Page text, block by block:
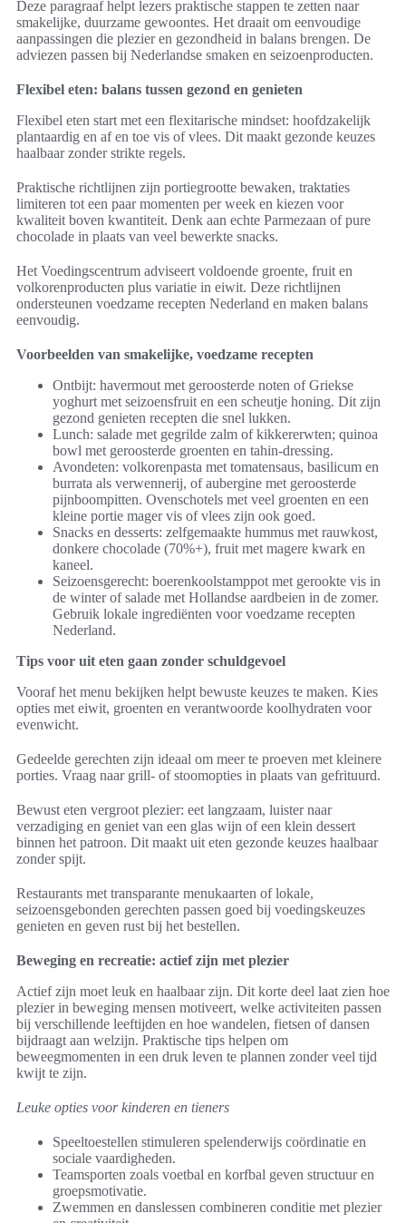
Deze paragraaf helpt lezers praktische stappen te zetten naar
smakelijke, duurzame gewoontes. Het draait om eenvoudige
aanpassingen die plezier en gezondheid in balans brengen. De
adviezen passen bij Nederlandse smaken en seizoenproducten.
Flexibel eten: balans tussen gezond en genieten
Flexibel eten start met een flexitarische mindset: hoofdzakelijk
plantaardig en af en toe vis of vlees. Dit maakt gezonde keuzes
haalbaar zonder strikte regels.
Praktische richtlijnen zijn portiegrootte bewaken, traktaties
limiteren tot een paar momenten per week en kiezen voor
kwaliteit boven kwantiteit. Denk aan echte Parmezaan of pure
chocolade in plaats van veel bewerkte snacks.
Het Voedingscentrum adviseert voldoende groente, fruit en
volkorenproducten plus variatie in eiwit. Deze richtlijnen
ondersteunen voedzame recepten Nederland en maken balans
eenvoudig.
Voorbeelden van smakelijke, voedzame recepten
Ontbijt: havermout met geroosterde noten of Griekse
yoghurt met seizoensfruit en een scheutje honing. Dit zijn
gezond genieten recepten die snel lukken.
Lunch: salade met gegrilde zalm of kikkererwten; quinoa
bowl met geroosterde groenten en tahin-dressing.
Avondeten: volkorenpasta met tomatensaus, basilicum en
burrata als verwennerij, of aubergine met geroosterde
pijnboompitten. Ovenschotels met veel groenten en een
kleine portie mager vis of vlees zijn ook goed.
Snacks en desserts: zelfgemaakte hummus met rauwkost,
donkere chocolade (70%+), fruit met magere kwark en
kaneel.
Seizoensgerecht: boerenkoolstamppot met gerookte vis in
de winter of salade met Hollandse aardbeien in de zomer.
Gebruik lokale ingrediënten voor voedzame recepten
Nederland.
Tips voor uit eten gaan zonder schuldgevoel
Vooraf het menu bekijken helpt bewuste keuzes te maken. Kies
opties met eiwit, groenten en verantwoorde koolhydraten voor
evenwicht.
Gedeelde gerechten zijn ideaal om meer te proeven met kleinere
porties. Vraag naar grill- of stoomopties in plaats van gefrituurd.
Bewust eten vergroot plezier: eet langzaam, luister naar
verzadiging en geniet van een glas wijn of een klein dessert
binnen het patroon. Dit maakt uit eten gezonde keuzes haalbaar
zonder spijt.
Restaurants met transparante menukaarten of lokale,
seizoensgebonden gerechten passen goed bij voedingskeuzes
genieten en geven rust bij het bestellen.
Beweging en recreatie: actief zijn met plezier
Actief zijn moet leuk en haalbaar zijn. Dit korte deel laat zien hoe
plezier in beweging mensen motiveert, welke activiteiten passen
bij verschillende leeftijden en hoe wandelen, fietsen of dansen
bijdraagt aan welzijn. Praktische tips helpen om
beweegmomenten in een druk leven te plannen zonder veel tijd
kwijt te zijn.
Leuke opties voor kinderen en tieners
Speeltoestellen stimuleren spelenderwijs coördinatie en
sociale vaardigheden.
Teamsporten zoals voetbal en korfbal geven structuur en
groepsmotivatie.
Zwemmen en danslessen combineren conditie met plezier